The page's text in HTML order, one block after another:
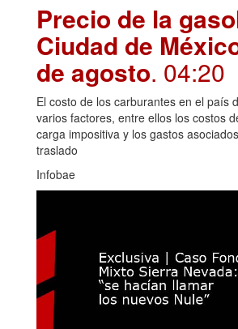
Precio de la
Ciudad de
de agosto. 04:20
El costo de los carburantes en el país
varios factores, entre ellos los costos
carga impositiva y los gastos
traslado
Infobae